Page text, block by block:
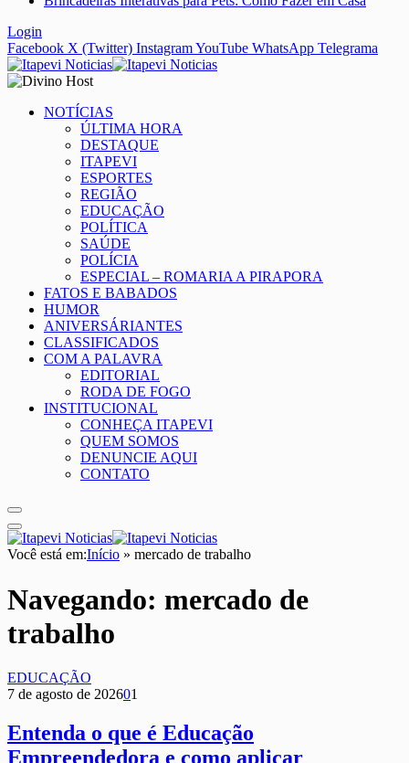
Login
Facebook X (Twitter) InstagramYouTube WhatsApp Telegrama
NOTÍCIAS
ÚLTIMA HORA
DESTAQUE
ITAPEVI
ESPORTES
REGIÃO
EDUCAÇÃO
POLÍTICA
SAÚDE
POLÍCIA
ESPECIAL – ROMARIA A PIRAPORA
FATOS E BABADOS
HUMOR
ANIVERSÁRIANTES
CLASSIFICADOS
COM A PALAVRA
EDITORIAL
RODA DE FOGO
INSTITUCIONAL
CONHEÇA ITAPEVI
QUEM SOMOS
DENUNCIE AQUI
CONTATO
Você está em:Início » mercado de trabalho
Navegando: mercado de
trabalho
EDUCAÇÃO
7 de agosto de 202601
Entenda o que é Educação
Empreendedora e como aplicar